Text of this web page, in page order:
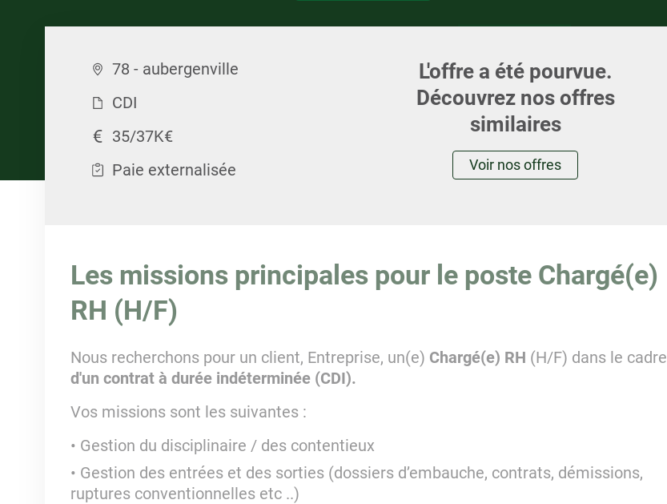
78 - aubergenville
CDI
35/37K€
Paie externalisée
L'offre a été pourvue.
Découvrez nos offres
similaires
Voir nos offres
Les missions principales pour le poste Chargé(e)
RH (H/F)
Nous recherchons pour un client, Entreprise, un(e) Chargé(e) RH (H/F) dans le cadre
d'un contrat à durée indéterminée (CDI).
Vos missions sont les suivantes :
Gestion du disciplinaire / des contentieux
Gestion des entrées et des sorties (dossiers d’embauche, contrats, démissions,
ruptures conventionnelles etc ..)